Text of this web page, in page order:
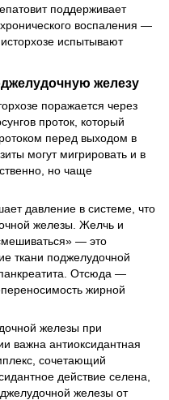
поддерживает
воспаления —
испытывают
железу
поражается через
проток, который
перед выходом в
могут мигрировать и в
но чаще
давление в системе, что
железы. Желчь и
— это
ткани поджелудочной
Отсюда —
жирной
железы при
важна антиоксидантная
сочетающий
действие селена,
железы от